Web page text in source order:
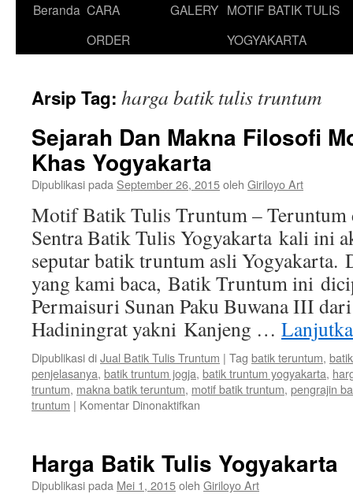
Beranda CARA
ORDER
GALERY MOTIF BATIK TULIS
YOGYAKARTA
Arsip Tag: harga batik tulis truntum
Sejarah Dan Makna Filosofi
Khas Yogyakarta
Dipublikasi pada September 26, 2015oleh Giriloyo Art
Motif Batik Tulis Truntum – Teruntum
Sentra Batik Tulis Yogyakarta kali ini
seputar batik truntum asli Yogyakarta.
yang kami baca, Batik Truntum ini
Permaisuri Sunan Paku Buwana III
Hadiningrat yakni Kanjeng …
Dipublikasi diJual Batik Tulis Truntum | Tag batik teruntum,
penjelasanya, batik truntum jogja, batik truntum yogyakarta,
truntum, makna batik teruntum, motif batik truntum, pengrajin
truntum | Komentar Dinonaktifkan
Harga Batik Tulis Yogyakarta
Dipublikasi pada Mei 1, 2015oleh Giriloyo Art